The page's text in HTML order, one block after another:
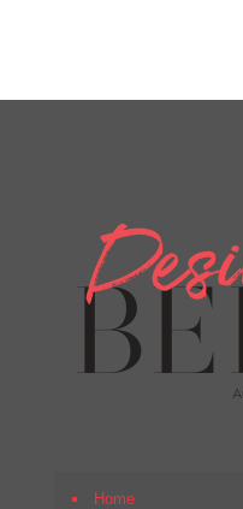
Home